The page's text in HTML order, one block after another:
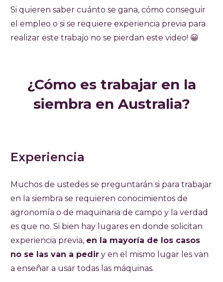
Si quieren saber cuánto se gana, cómo conseguir
el empleo o si se requiere experiencia previa para
realizar este trabajo no se pierdan este video! 😀
¿Cómo es trabajar en la
siembra en Australia?
Experiencia
Muchos de ustedes se preguntarán si para trabajar
en la siembra se requieren conocimientos de
agronomía o de maquinaria de campo y la verdad
es que no. Si bien hay lugares en donde solicitan
experiencia previa, en la mayoría de los casos
no se las van a pedir y en el mismo lugar les van
a enseñar a usar todas las máquinas.